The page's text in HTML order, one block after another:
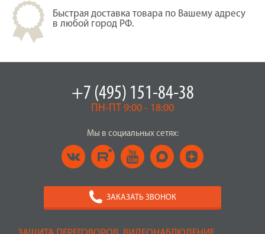
Быстрая доставка товара по Вашему адресу
в любой город РФ.
+7 (495) 151-84-38
ПН-ПТ 9:00 - 18:00
Мы в социальных сетях:
ЗАКАЗАТЬ ЗВОНОК